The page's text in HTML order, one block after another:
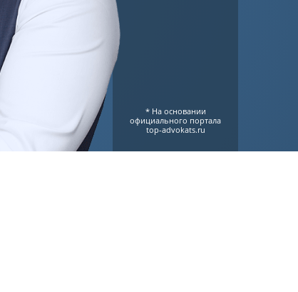
* На основании
официального портала
top-advokats.ru